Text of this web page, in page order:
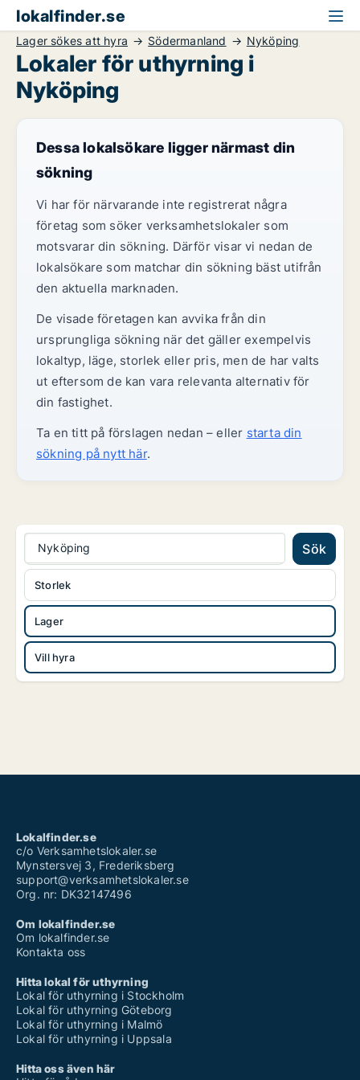
lokalfinder.se
Lager sökes att hyra Södermanland Nyköping
Lokaler för uthyrning i
Nyköping
Dessa lokalsökare ligger närmast din
sökning
Vi har för närvarande inte registrerat några
företag som söker verksamhetslokaler som
motsvarar din sökning. Därför visar vi nedan de
lokalsökare som matchar din sökning bäst utifrån
den aktuella marknaden.
De visade företagen kan avvika från din
ursprungliga sökning när det gäller exempelvis
lokaltyp, läge, storlek eller pris, men de har valts
ut eftersom de kan vara relevanta alternativ för
din fastighet.
Ta en titt på förslagen nedan – eller starta din
sökning på nytt här.
Nyköping Sök
Lager
Vill hyra
Storlek
Lokalfinder.se
c/o Verksamhetslokaler.se
Mynstersvej 3, Frederiksberg
support@verksamhetslokaler.se
Org. nr: DK32147496
Om lokalfinder.se
Om lokalfinder.se
Kontakta oss
Hitta lokal för uthyrning
Lokal för uthyrning i Stockholm
Lokal för uthyrning Göteborg
Lokal för uthyrning i Malmö
Lokal för uthyrning i Uppsala
Hitta oss även här